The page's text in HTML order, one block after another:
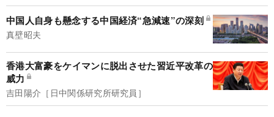
中国人自身も懸念する中国経済“急減速”の深刻
真壁昭夫
香港大富豪をケイマンに脱出させた習近平改革の
威力
吉田陽介［日中関係研究所研究員］